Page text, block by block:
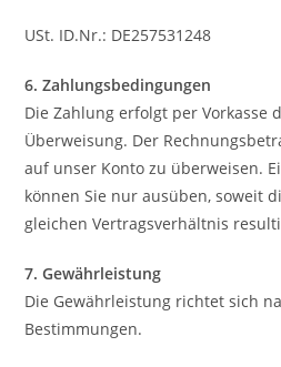
USt. ID.Nr.: DE257531248
6. Zahlungsbedingungen
Die Zahlung erfolgt per Vorkasse
Überweisung. Der
auf unser Konto zu überweisen.
können Sie nur ausüben, soweit
gleichen Vertragsverhältnis
7. Gewährleistung
Die Gewährleistung richtet sich
Bestimmungen.